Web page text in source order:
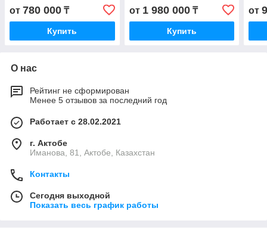
от 780 000 ₸
Купить
от 1 980 000₸
Купить
от
О нас
Рейтинг не сформирован
Менее 5 отзывов за последний год
Работает с 28.02.2021
г. Актобе
Иманова, 81, Актобе, Казахстан
Контакты
Сегодня выходной
Показать весь график работы